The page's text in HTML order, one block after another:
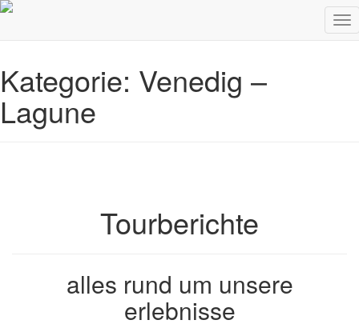
Skip to content
Kategorie: Venedig –
Lagune
Tourberichte
alles rund um unsere
erlebnisse